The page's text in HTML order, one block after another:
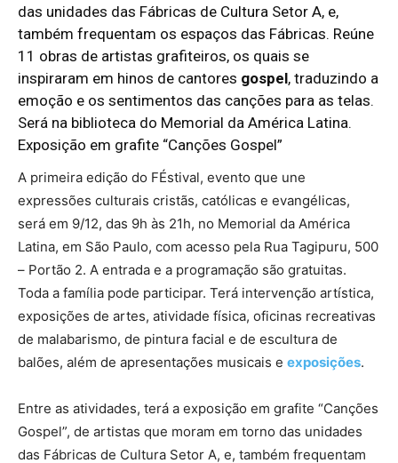
das unidades das Fábricas de Cultura Setor A, e,
também frequentam os espaços das Fábricas. Reúne
11 obras de artistas grafiteiros, os quais se
inspiraram em hinos de cantores gospel, traduzindo a
emoção e os sentimentos das canções para as telas.
Será na biblioteca do Memorial da América Latina.
Exposição em grafite “Canções Gospel”
A primeira edição do FÉstival, evento que une
expressões culturais cristãs, católicas e evangélicas,
será em 9/12, das 9h às 21h, no Memorial da América
Latina, em São Paulo, com acesso pela Rua Tagipuru, 500
– Portão 2. A entrada e a programação são gratuitas.
Toda a família pode participar. Terá intervenção artística,
exposições de artes, atividade física, oficinas recreativas
de malabarismo, de pintura facial e de escultura de
balões, além de apresentações musicais e exposições.
Entre as atividades, terá a exposição em grafite “Canções
Gospel”, de artistas que moram em torno das unidades
das Fábricas de Cultura Setor A, e, também frequentam